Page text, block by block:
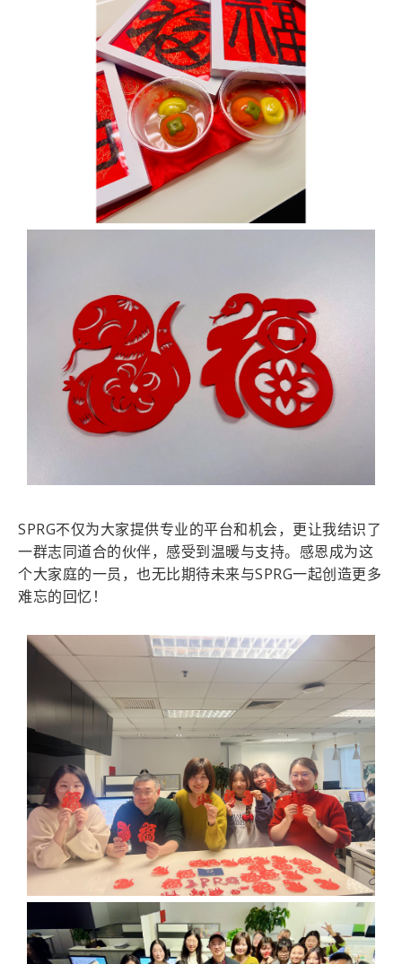
SPRG不仅为大家提供专业的平台和机会，更让我结识了
一群志同道合的伙伴，感受到温暖与支持。感恩成为这
个大家庭的一员，也无比期待未来与SPRG一起创造更多
难忘的回忆！